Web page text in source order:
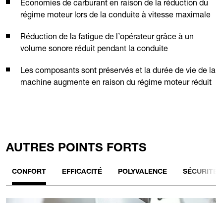
Économies de carburant en raison de la réduction du
régime moteur lors de la conduite à vitesse maximale
Réduction de la fatigue de l’opérateur grâce à un
volume sonore réduit pendant la conduite
Les composants sont préservés et la durée de vie de la
machine augmente en raison du régime moteur réduit
AUTRES POINTS FORTS
CONFORT EFFICACITÉ POLYVALENCE SÉCURITÉ